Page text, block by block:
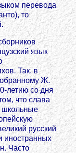
перевода
то
язык
Так, в
Ж.
летию со дня
что слава
школьные
русский
иностранных
Часто